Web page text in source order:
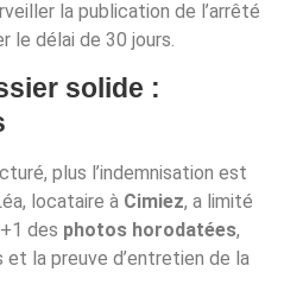
la publication de l’arrêté
le délai de 30 jours.
solide :
plus l’indemnisation est
locataire à Cimiez, a limité
des photos horodatées,
et la preuve d’entretien de la